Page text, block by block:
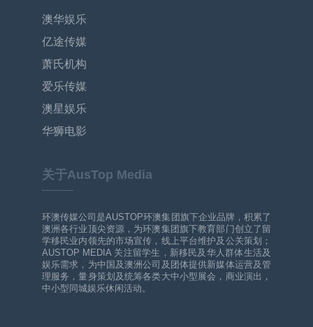
澳华娱乐
亿途传媒
萧氏机构
爱乐传媒
澳星娱乐
华狮电影
关于AusTop Media
环澳传媒公司是AUSTOP环澳集团旗下企业品牌，积累了
澳洲各行业顶尖资源，为环澳集团旗下教育部门创立了留
学移民业内领先的市场宣传，线上平台维护及公关策划；
AUSTOP MEDIA 关注留学生，新移民及华人群体生活及
娱乐需求，为中国及澳洲公司及团体提供新媒体运营及管
理服务，量身策划及统筹各类大中小型展会，商业演出，
中小型同城娱乐休闲活动。